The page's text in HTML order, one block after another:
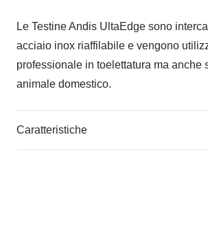
Le Testine Andis UltaEdge sono
acciaio inox riaffilabile e vengono
professionale in toelettatura ma anche
animale domestico.
Caratteristiche